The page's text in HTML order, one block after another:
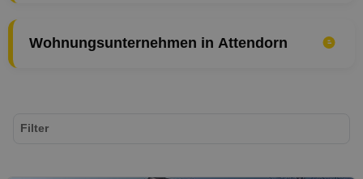
Wohnungsunternehmen in Attendorn
Filter